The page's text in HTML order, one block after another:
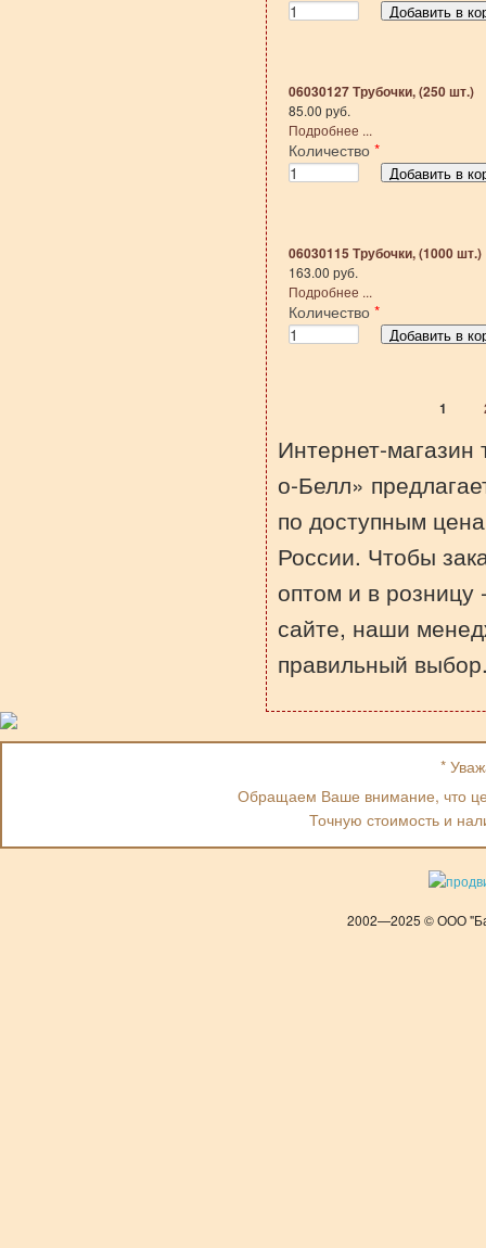
06030127 Трубочки, (250 шт.)
85.00 руб.
Подробнее ...
Количество *
06030115 Трубочки, (1000 шт.)
163.00 руб.
Подробнее ...
Количество *
1
Интернет-магазин
о-Белл»
по доступным
России. Чтобы
оптом и в
сайте, наши
правильный
*
Обращаем Ваше внимание, что
Точную стоимость и
2002—2025 © ООО